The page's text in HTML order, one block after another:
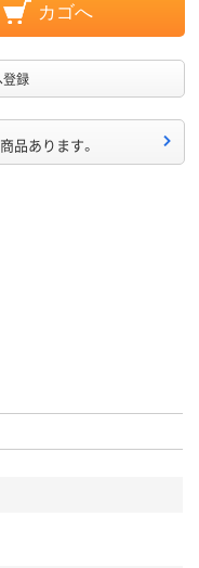
カゴへ
録
商品あります。